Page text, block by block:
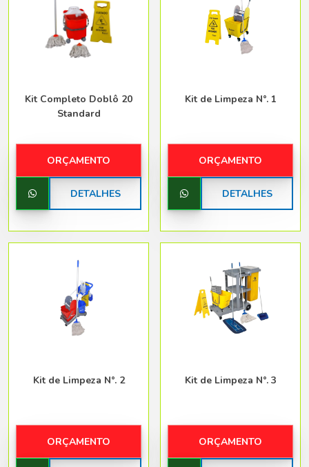
Kit Completo Doblô 20
Standard
ORÇAMENTO
DETALHES
Kit de Limpeza N°. 1
ORÇAMENTO
DETALHES
Kit de Limpeza N°. 2
ORÇAMENTO
Kit de Limpeza N°. 3
ORÇAMENTO